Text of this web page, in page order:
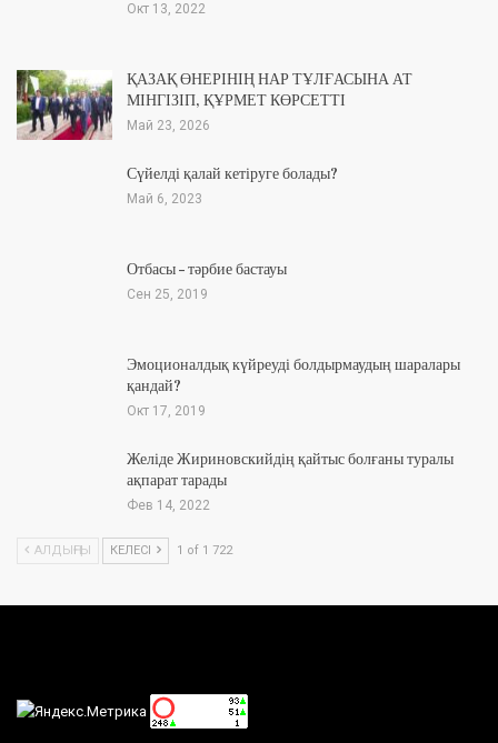
Окт 13, 2022
ҚАЗАҚ ӨНЕРІНІҢ НАР ТҰЛҒАСЫНА АТ
МІНГІЗІП, ҚҰРМЕТ КӨРСЕТТІ
Май 23, 2026
Сүйелді қалай кетіруге болады?
Май 6, 2023
Отбасы – тәрбие бастауы
Сен 25, 2019
Эмоционалдық күйреуді болдырмаудың шаралары
қандай?
Окт 17, 2019
Желіде Жириновскийдің қайтыс болғаны туралы
ақпарат тарады
Фев 14, 2022
АЛДЫҢҒЫ КЕЛЕСІ 1 of 1 722